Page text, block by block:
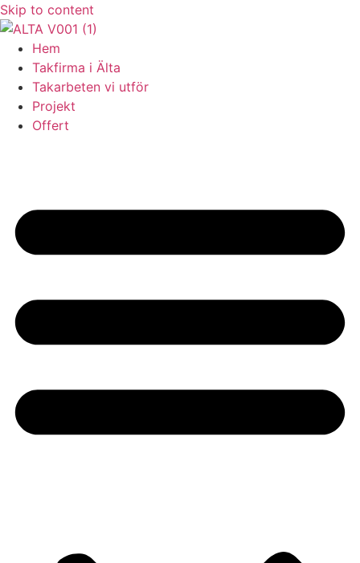
Skip to content
Hem
Takfirma i Älta
Takarbeten vi utför
Projekt
Offert